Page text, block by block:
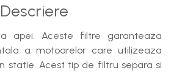
Descriere
apei. Aceste filtre garanteaza
a motoarelor care utilizeaza
statie. Acest tip de filtru separa si